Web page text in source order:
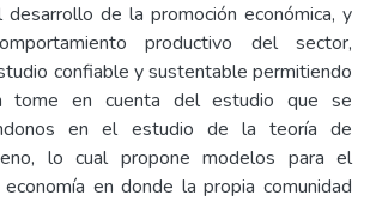
de la promoción económica, y
productivo del sector,
confiable y sustentable permitiendo
tome en cuenta del estudio que se
en el estudio de la teoría de
lo cual propone modelos para el
en donde la propia comunidad